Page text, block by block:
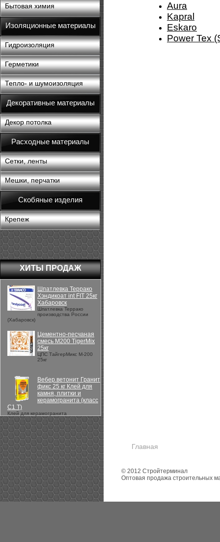
Бытовая химия
Изоляционные материалы
Гидроизоляция
Герметики
Тепло- и шумоизоляция
Декоративные материалы
Декор потолка
Расходные материалы
Сетки, ленты
Мешки, перчатки
Скобяные изделия
Крепеж
ХИТЫ ПРОДАЖ
Шпатлевка Террако
Хэндикоат int FIT 25кг
Хабаровск
Шпатлевка Террако
производства России
(Хабаровск)
Цементно-песчаная
смесь М200 TigerMix
25кг
ЦПС ТайгерМикс М-200
25кг
Вебер.ветонит Гранит
фикс 25 кг Клей для
камня, плитки и
керамогранита (класс
С1 Т)
Клей для керамогранита
Aura
Kapral
Eskaro
Power Tex
Главная
© 2012 Стройтерминал
Оптовая продажа строительных